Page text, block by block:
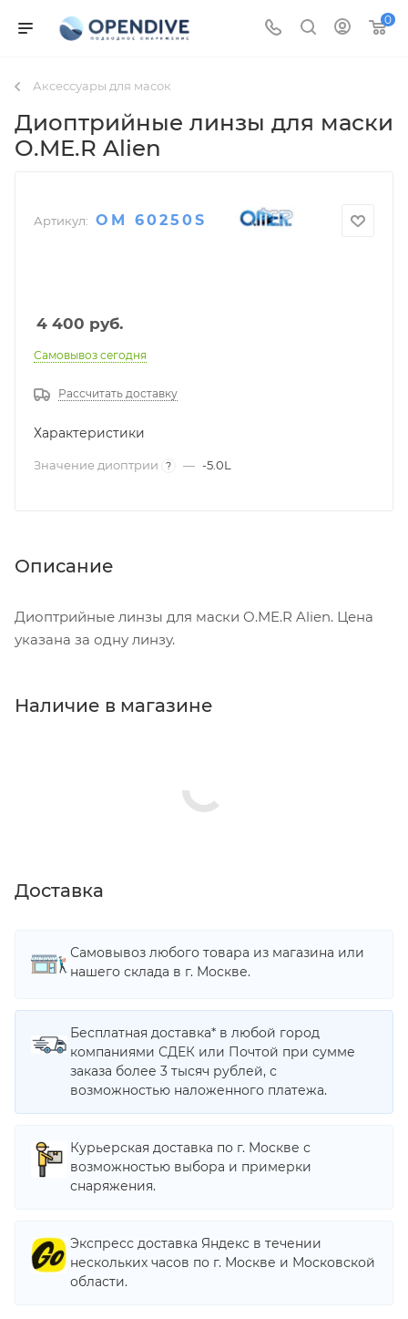
0
Аксессуары для масок
Диоптрийные линзы для маски
O.ME.R Alien
Артикул: OM 60250S
4 400 руб.
Самовывоз сегодня
Рассчитать доставку
Характеристики
Значение диоптрии ? — -5.0L
Описание
Диоптрийные линзы для маски O.ME.R Alien. Цена
указана за одну линзу.
Наличие в магазине
Доставка
Самовывоз любого товара из магазина или
нашего склада в г. Москве.
Бесплатная доставка* в любой город
компаниями СДЕК или Почтой при сумме
заказа более 3 тысяч рублей, с
возможностью наложенного платежа.
Курьерская доставка по г. Москве с
возможностью выбора и примерки
снаряжения.
Экспресс доставка Яндекс в течении
нескольких часов по г. Москве и Московской
области.